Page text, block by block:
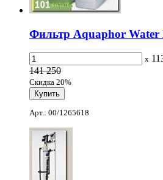
Фильтр Aquaphor
x
141 250
Скидка 20%
Арт.: 00/1265618